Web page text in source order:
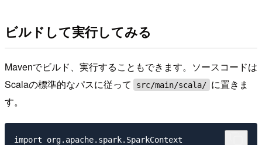
ビルドして実行してみる
Mavenでビルド、実行することもできます。ソースコードは
Scalaの標準的なパスに従って
src/main/scala/ に置きま
す。
import org.apache.spark.SparkContext